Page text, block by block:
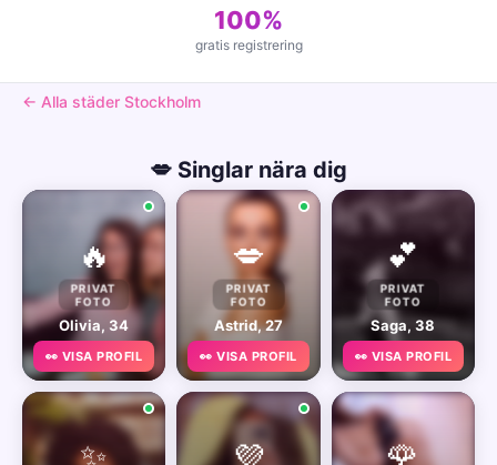
100%
gratis registrering
← Alla städer Stockholm
💋 Singlar nära dig
🔥
PRIVAT
FOTO
Olivia, 34
👀 VISA PROFIL
💋
PRIVAT
FOTO
Astrid, 27
👀 VISA PROFIL
💕
PRIVAT
FOTO
Saga, 38
👀 VISA PROFIL
✨ 💜 🌹